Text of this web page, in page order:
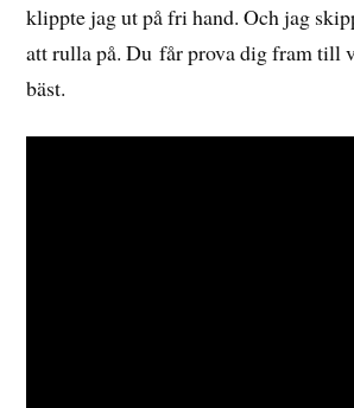
klippte jag ut på fri hand. Och jag
att rulla på. Du får prova dig fram till
bäst.